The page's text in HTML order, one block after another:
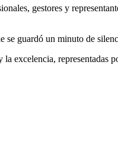
gestores y
se guardó un minuto de
excelencia,